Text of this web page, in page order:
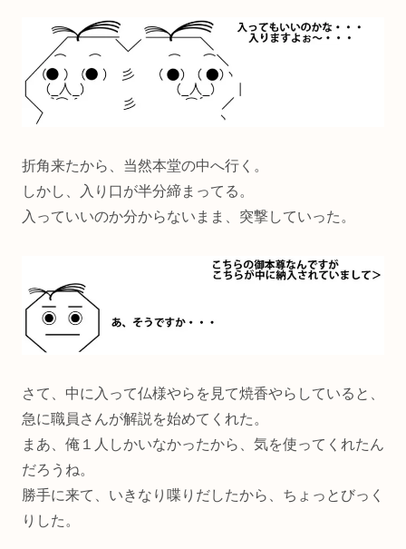
折角来たから、当然本堂の中へ行く。
しかし、入り口が半分締まってる。
入っていいのか分からないまま、突撃していった。
さて、中に入って仏様やらを見て焼香やらしていると、
急に職員さんが解説を始めてくれた。
まあ、俺１人しかいなかったから、気を使ってくれたん
だろうね。
勝手に来て、いきなり喋りだしたから、ちょっとびっく
りした。